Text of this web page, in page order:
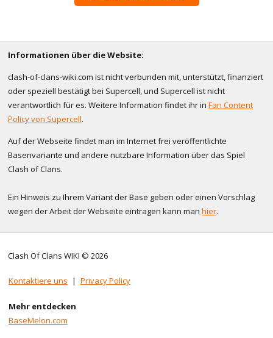
Informationen über die Website:
clash-of-clans-wiki.com ist nicht verbunden mit, unterstützt, finanziert
oder speziell bestätigt bei Supercell, und Supercell ist nicht
verantwortlich für es. Weitere Information findet ihr in Fan Content
Policy von Supercell.
Auf der Webseite findet man im Internet frei veröffentlichte
Basenvariante und andere nutzbare Information über das Spiel
Clash of Clans.
Ein Hinweis zu Ihrem Variant der Base geben oder einen Vorschlag
wegen der Arbeit der Webseite eintragen kann man hier.
Clash Of Clans WIKI © 2026
Kontaktiere uns | Privacy Policy
Mehr entdecken
BaseMelon.com